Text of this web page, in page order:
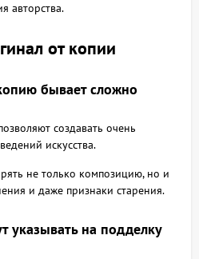
авторства.
от копии
бывает сложно
создавать очень
искусства.
не только композицию, но и
и даже признаки старения.
указывать на подделку